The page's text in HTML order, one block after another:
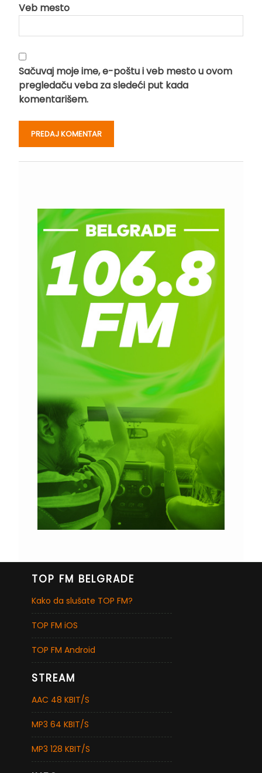
Veb mesto
Sačuvaj moje ime, e-poštu i veb mesto u ovom
pregledaču veba za sledeći put kada
komentarišem.
TOP FM BELGRADE
Kako da slušate TOP FM?
TOP FM iOS
TOP FM Android
STREAM
AAC 48 KBIT/S
MP3 64 KBIT/S
MP3 128 KBIT/S